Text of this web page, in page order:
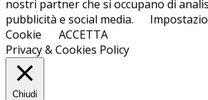
nostri partner che si occupano di
pubblicità e social media.
Cookie
ACCETTA
Privacy & Cookies Policy
Chiudi